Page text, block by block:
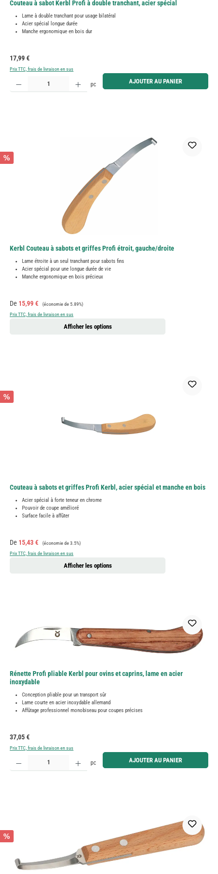
Couteau à sabot Kerbl Profi à double tranchant, acier spécial
Lame à double tranchant pour usage bilatéral
Acier spécial longue durée
Manche ergonomique en bois dur
Prix régulier :
17,99 €
Prix TTC, frais de livraison en sus
Quantité de produit : Entrez la quantité souhaitée ou utilisez les boutons pour augmenter ou
pc AJOUTER AU PANIER
%
Kerbl Couteau à sabots et griffes Profi étroit, gauche/droite
Lame étroite à un seul tranchant pour sabots fins
Acier spécial pour une longue durée de vie
Manche ergonomique en bois précieux
Prix de vente :
De 15,99 € Prix régulier :
(économie de 5.89%)
Prix TTC, frais de livraison en sus
Afficher les options
%
Couteau à sabots et griffes Profi Kerbl, acier spécial et manche en bois
Acier spécial à forte teneur en chrome
Pouvoir de coupe amélioré
Surface facile à affûter
Prix de vente :
De 15,43 € Prix régulier :
(économie de 3.5%)
Prix TTC, frais de livraison en sus
Afficher les options
Rénette Profi pliable Kerbl pour ovins et caprins, lame en acier
inoxydable
Conception pliable pour un transport sûr
Lame courte en acier inoxydable allemand
Affûtage professionnel monobiseau pour coupes précises
Prix régulier :
37,05 €
Prix TTC, frais de livraison en sus
Quantité de produit : Entrez la quantité souhaitée ou utilisez les boutons pour augmenter ou
pc AJOUTER AU PANIER
%